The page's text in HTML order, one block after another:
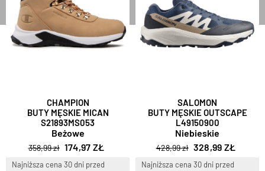
CHAMPION
BUTY MĘSKIE MICAN
S21893MS053
Beżowe
358,99 zł 174,97 ZŁ
Najniższa cena 30 dni przed
SALOMON
BUTY MĘSKIE OUTSCAPE
L49150900
Niebieskie
428,99 zł 328,99 ZŁ
Najniższa cena 30 dni przed